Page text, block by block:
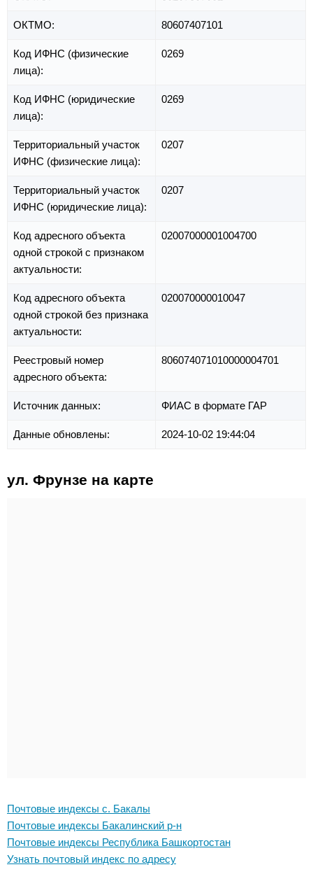
ОКТМО: 80607407101
Код ИФНС (физические
лица):
0269
Код ИФНС (юридические
лица):
0269
Территориальный участок
ИФНС (физические лица):
0207
Территориальный участок
ИФНС (юридические лица):
0207
Код адресного объекта
одной строкой с признаком
актуальности:
02007000001004700
Код адресного объекта
одной строкой без признака
актуальности:
020070000010047
Реестровый номер
адресного объекта:
806074071010000004701
Источник данных: ФИАС в формате ГАР
Данные обновлены: 2024-10-02 19:44:04
ул. Фрунзе на карте
Почтовые индексы с. Бакалы
Почтовые индексы Бакалинский р-н
Почтовые индексы Республика Башкортостан
Узнать почтовый индекс по адресу